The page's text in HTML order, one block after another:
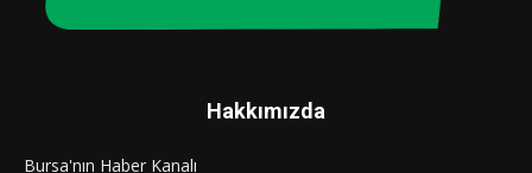
Hakkımızda
Bursa'nın Haber Kanalı